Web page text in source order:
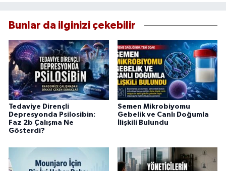
Bunlar da ilginizi çekebilir
Tedaviye Dirençli
Depresyonda Psilosibin:
Faz 2b Çalışma Ne
Gösterdi?
Semen Mikrobiyomu
Gebelik ve Canlı Doğumla
İlişkili Bulundu